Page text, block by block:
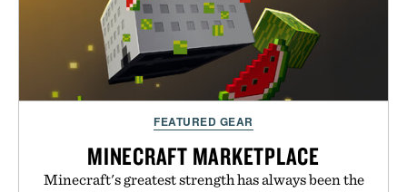
Presented by Buckle.
FEATURED GEAR
MINECRAFT MARKETPLACE
Minecraft's greatest strength has always been the